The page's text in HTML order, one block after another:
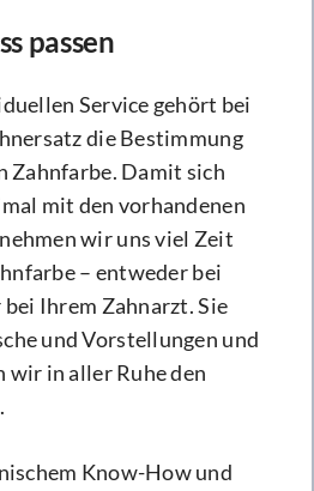
passen
Service gehört bei
die Bestimmung
Zahnfarbe. Damit sich
mit den vorhandenen
wir uns viel Zeit
– entweder bei
Ihrem Zahnarzt. Sie
und Vorstellungen und
wir in aller Ruhe den
Know-How und